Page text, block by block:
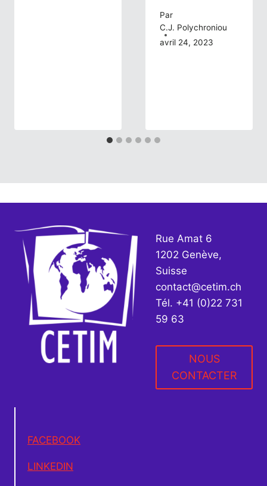
Par
C.J. Polychroniou
avril 24, 2023
Rue Amat 6
1202 Genève,
Suisse
contact@cetim.ch
Tél. +41 (0)22 731
59 63
NOUS
CONTACTER
FACEBOOK
LINKEDIN